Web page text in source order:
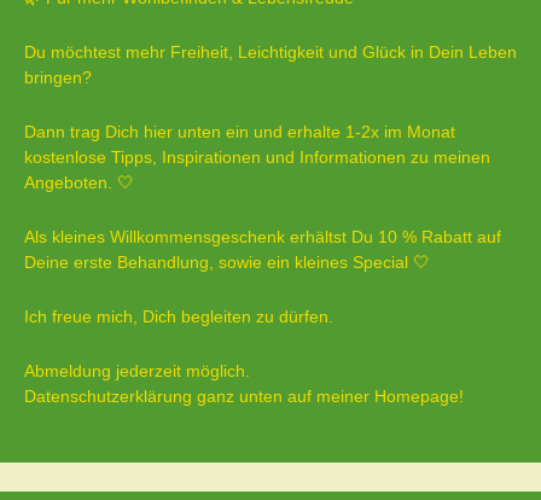
Du möchtest mehr Freiheit, Leichtigkeit und Glück in Dein Leben
bringen?
Dann trag Dich hier unten ein und erhalte 1-2x im Monat
kostenlose Tipps, Inspirationen und Informationen zu meinen
Angeboten. 🤍
Als kleines Willkommensgeschenk erhältst Du 10 % Rabatt auf
Deine erste Behandlung, sowie ein kleines Special 🤍
Ich freue mich, Dich begleiten zu dürfen.
Abmeldung jederzeit möglich.
Datenschutzerklärung ganz unten auf meiner Homepage!